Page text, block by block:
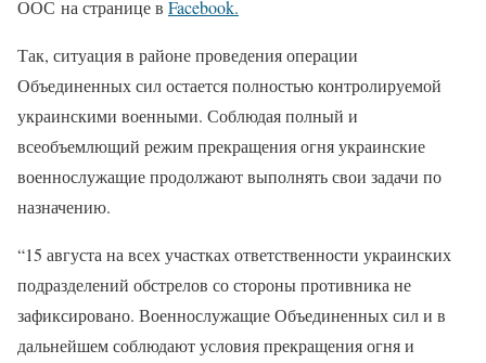
ООС на странице в Facebook.
Так, ситуация в районе проведения операции
Объединенных сил остается полностью контролируемой
украинскими военными. Соблюдая полный и
всеобъемлющий режим прекращения огня украинские
военнослужащие продолжают выполнять свои задачи по
назначению.
“15 августа на всех участках ответственности украинских
подразделений обстрелов со стороны противника не
зафиксировано. Военнослужащие Объединенных сил и в
дальнейшем соблюдают условия прекращения огня и